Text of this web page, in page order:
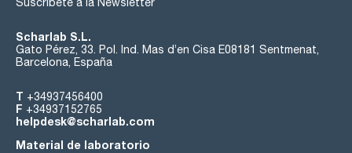
Suscríbete a la Newsletter
Scharlab S.L.
Gato Pérez, 33. Pol. Ind. Mas d’en Cisa E08181 Sentmenat,
Barcelona, España
T +34937456400
F +34937152765
helpdesk@scharlab.com
Material de laboratorio